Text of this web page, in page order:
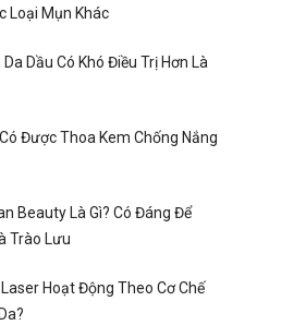
Loại Mụn Khác
Dầu Có Khó Điều Trị Hơn Là
Được Thoa Kem Chống Nắng
Beauty Là Gì? Có Đáng Để
Trào Lưu
Hoạt Động Theo Cơ Chế